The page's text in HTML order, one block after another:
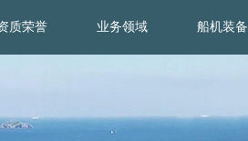
质荣誉 业务领域 船机装备